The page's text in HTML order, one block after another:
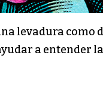
levadura
a entender